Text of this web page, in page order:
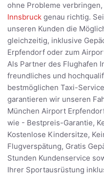
ohne Probleme
Innsbruck genau richtig.
unseren Kunden die
gleichzeitig, inklusive
Erpfendorf oder zum
Als Partner des Flughafen
freundliches und
bestmöglichen Taxi-
garantieren wir unseren
München Airport
wie - Bestpreis-Garantie,
Kostenlose Kindersitze,
Flugverspätung, Gratis
Stunden Kundenservice
Ihrer Sportausrüstung